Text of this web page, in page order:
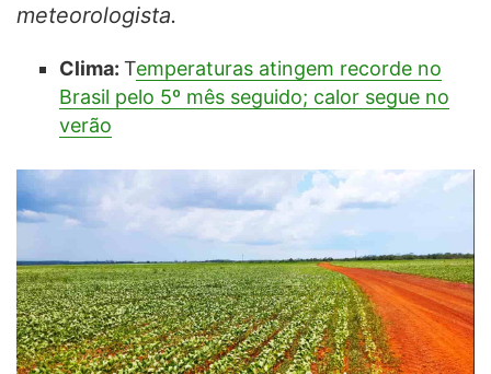
meteorologista.
Clima: Temperaturas atingem recorde no
Brasil pelo 5º mês seguido; calor segue no
verão